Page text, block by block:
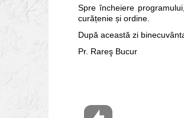
Spre încheiere
curățenie și ordine.
După această zi
Pr. Rareş Bucur